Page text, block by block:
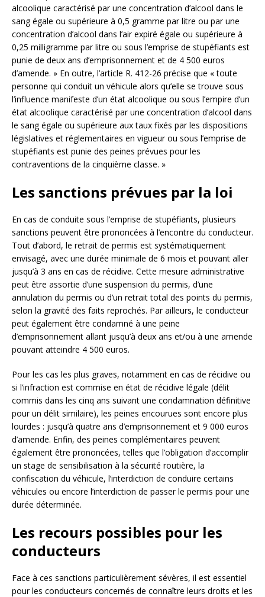
alcoolique caractérisé par une concentration d’alcool dans le
sang égale ou supérieure à 0,5 gramme par litre ou par une
concentration d’alcool dans l’air expiré égale ou supérieure à
0,25 milligramme par litre ou sous l’emprise de stupéfiants est
punie de deux ans d’emprisonnement et de 4 500 euros
d’amende. » En outre, l’article R. 412-26 précise que « toute
personne qui conduit un véhicule alors qu’elle se trouve sous
l’influence manifeste d’un état alcoolique ou sous l’empire d’un
état alcoolique caractérisé par une concentration d’alcool dans
le sang égale ou supérieure aux taux fixés par les dispositions
législatives et réglementaires en vigueur ou sous l’emprise de
stupéfiants est punie des peines prévues pour les
contraventions de la cinquième classe. »
Les sanctions prévues par la loi
En cas de conduite sous l’emprise de stupéfiants, plusieurs
sanctions peuvent être prononcées à l’encontre du conducteur.
Tout d’abord, le retrait de permis est systématiquement
envisagé, avec une durée minimale de 6 mois et pouvant aller
jusqu’à 3 ans en cas de récidive. Cette mesure administrative
peut être assortie d’une suspension du permis, d’une
annulation du permis ou d’un retrait total des points du permis,
selon la gravité des faits reprochés. Par ailleurs, le conducteur
peut également être condamné à une peine
d’emprisonnement allant jusqu’à deux ans et/ou à une amende
pouvant atteindre 4 500 euros.
Pour les cas les plus graves, notamment en cas de récidive ou
si l’infraction est commise en état de récidive légale (délit
commis dans les cinq ans suivant une condamnation définitive
pour un délit similaire), les peines encourues sont encore plus
lourdes : jusqu’à quatre ans d’emprisonnement et 9 000 euros
d’amende. Enfin, des peines complémentaires peuvent
également être prononcées, telles que l’obligation d’accomplir
un stage de sensibilisation à la sécurité routière, la
confiscation du véhicule, l’interdiction de conduire certains
véhicules ou encore l’interdiction de passer le permis pour une
durée déterminée.
Les recours possibles pour les
conducteurs
Face à ces sanctions particulièrement sévères, il est essentiel
pour les conducteurs concernés de connaître leurs droits et les